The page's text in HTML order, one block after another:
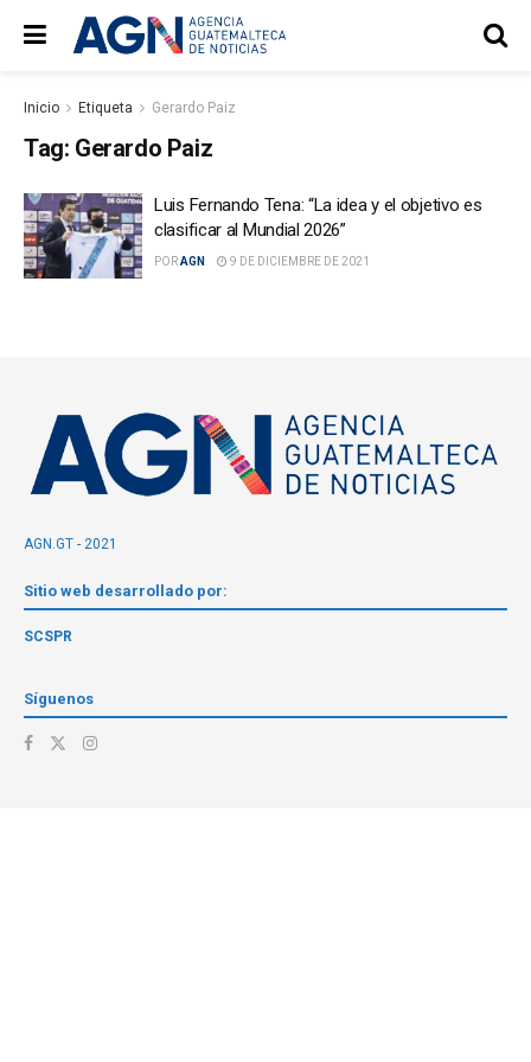
Inicio Etiqueta Gerardo Paiz
Tag: Gerardo Paiz
Luis Fernando Tena: “La idea y el objetivo es
clasificar al Mundial 2026”
PORAGN 9 DE DICIEMBRE DE 2021
AGN.GT - 2021
Sitio web desarrollado por:
SCSPR
Síguenos